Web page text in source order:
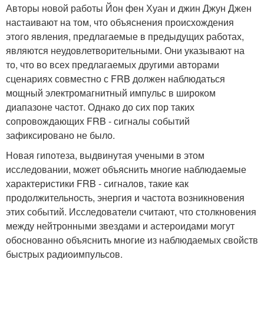
Авторы новой работы Йон фен Хуан и джин Джун Джен
настаивают на том, что объяснения происхождения
этого явления, предлагаемые в предыдущих работах,
являются неудовлетворительными. Они указывают на
то, что во всех предлагаемых другими авторами
сценариях совместно с FRB должен наблюдаться
мощный электромагнитный импульс в широком
диапазоне частот. Однако до сих пор таких
сопровождающих FRB - сигналы событий
зафиксировано не было.
Новая гипотеза, выдвинутая учеными в этом
исследовании, может объяснить многие наблюдаемые
характеристики FRB - сигналов, такие как
продолжительность, энергия и частота возникновения
этих событий. Исследователи считают, что столкновения
между нейтронными звездами и астероидами могут
обоснованно объяснить многие из наблюдаемых свойств
быстрых радиоимпульсов.